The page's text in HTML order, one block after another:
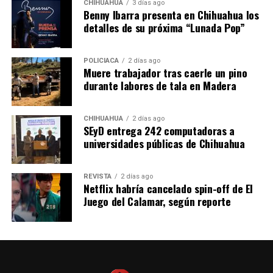
CHIHUAHUA 3 días ago
Benny Ibarra presenta en Chihuahua los
detalles de su próxima “Lunada Pop”
POLICIACA 2 días ago
Muere trabajador tras caerle un pino
durante labores de tala en Madera
CHIHUAHUA 2 días ago
SEyD entrega 242 computadoras a
universidades públicas de Chihuahua
REVISTA 2 días ago
Netflix habría cancelado spin-off de El
Juego del Calamar, según reporte